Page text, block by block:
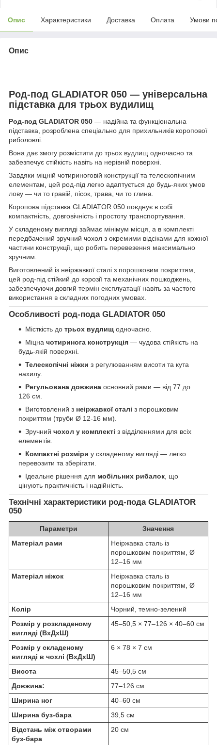
Опис Характеристики Доставка Оплата Умови
Опис
Род-под GLADIATOR 050 — універсальна
підставка для трьох вудилищ
Род-под GLADIATOR 050 — надійна та функціональна
підставка, розроблена спеціально для прихильників коропової
риболовлі.
Вона дає змогу розмістити до трьох вудлищ одночасно та
забезпечує стійкість навіть на нерівній поверхні.
Завдяки міцній чотириноговій конструкції та телескопічним
елементам, цей род-під легко адаптується до будь-яких умов
лову — чи то гравій, пісок, трава, чи то глина.
Коропова підставка GLADIATOR 050 поєднує в собі
компактність, довговічність і простоту транспортування.
У складеному вигляді займає мінімум місця, а в комплекті
передбачений зручний чохол з окремими відсіками для кожної
частини конструкції, що робить перевезення максимально
зручним.
Виготовлений із неіржавкої сталі з порошковим покриттям,
цей род-під стійкий до корозії та механічних пошкоджень,
забезпечуючи довгий термін експлуатації навіть за частого
використання в складних погодних умовах.
Особливості род-пода GLADIATOR 050
Місткість до трьох вудлищ одночасно.
Міцна чотиринога конструкція — чудова стійкість на
будь-якій поверхні.
Телескопічні ніжки з регулюванням висоти та кута
нахилу.
Регульована довжина основний рами — від 77 до
126 см.
Виготовлений з неіржавкої сталі з порошковим
покриттям (труби Ø 12-16 мм).
Зручний чохол у комплекті з відділеннями для всіх
елементів.
Компактні розміри у складеному вигляді — легко
перевозити та зберігати.
Ідеальне рішення для мобільних рибалок, що
цінують практичність і надійність.
Технічні характеристики род-пода GLADIATOR
050
Параметри
Значення
Матеріал рами
Неіржавка сталь із
порошковим покриттям, Ø
12–16 мм
Матеріал ніжок
Неіржавка сталь із
порошковим покриттям, Ø
12–16 мм
Колір
Чорний, темно-зелений
Розмір у розкладеному
вигляді (ВхДхШ)
45–50,5 × 77–126 × 40–60 см
Розмір у складеному
вигляді в чохлі (ВхДхШ)
6 × 78 × 7 см
Висота
45–50,5 см
Довжина:
77–126 см
Ширина ног
40–60 см
Ширина буз-бара
39,5 см
Відстань між отворами
буз-бара
20 см